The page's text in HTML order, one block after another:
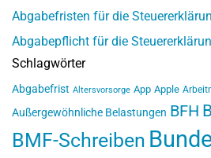
Abgabefristen für die
Abgabepflicht für die
Schlagwörter
Abgabefrist Altersvorsorge App Apple
Außergewöhnliche Belastungen BFH
BMF-Schreiben